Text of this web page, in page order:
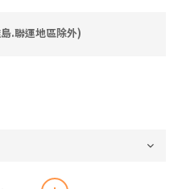
.聯運地區除外)